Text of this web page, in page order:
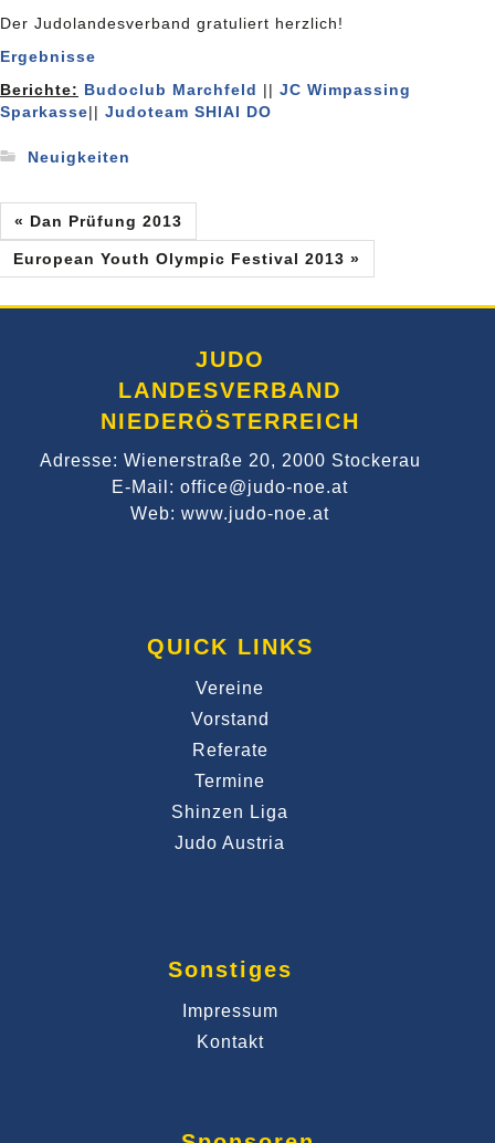
Der Judolandesverband gratuliert herzlich!
Ergebnisse
Berichte: Budoclub Marchfeld || JC Wimpassing
Sparkasse|| Judoteam SHIAI DO
Neuigkeiten
« Dan Prüfung 2013
European Youth Olympic Festival 2013 »
JUDO
LANDESVERBAND
NIEDERÖSTERREICH
Adresse: Wienerstraße 20, 2000 Stockerau
E-Mail: office@judo-noe.at
Web: www.judo-noe.at
QUICK LINKS
Vereine
Vorstand
Referate
Termine
Shinzen Liga
Judo Austria
Sonstiges
Impressum
Kontakt